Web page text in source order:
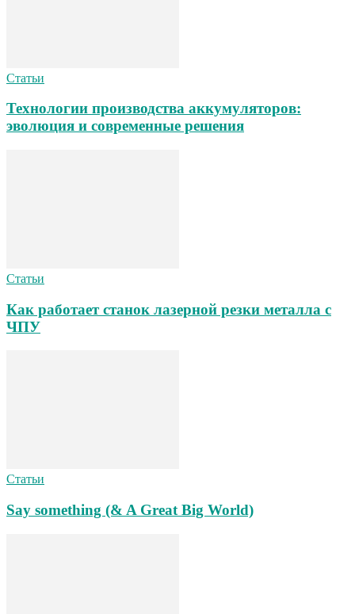
Статьи
Технологии производства аккумуляторов:
эволюция и современные решения
Статьи
Как работает станок лазерной резки металла с
ЧПУ
Статьи
Say something (& A Great Big World)